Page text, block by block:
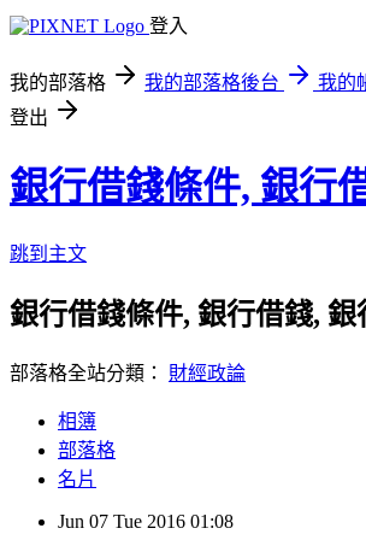
登入
我的部落格 我的部落格後台
我的
登出
銀行借錢條件, 銀行
跳到主文
銀行借錢條件, 銀行借錢, 銀
部落格全站分類： 財經政論
相簿
部落格
名片
Jun 07 Tue 2016 01:08